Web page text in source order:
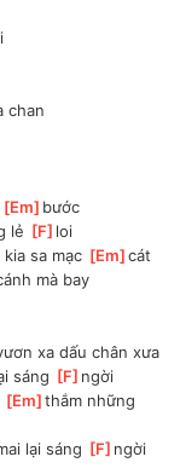
chan
[Em ]bước
lẻ [F ]loi
sa mạc [Em ]
cát
mà bay
xa dấu chân xưa
sáng [F ]ngời
[Em ]thắm những
lại sáng [F ]ngời